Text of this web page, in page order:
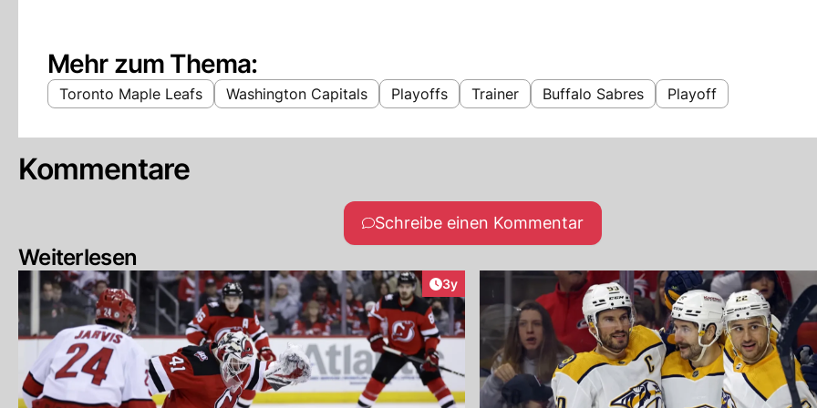
Mehr zum Thema:
Toronto Maple Leafs Washington Capitals Playoffs Trainer Buffalo Sabres Playoff
Kommentare
Schreibe einen Kommentar
Weiterlesen
Artikel veröffentlicht:
3y